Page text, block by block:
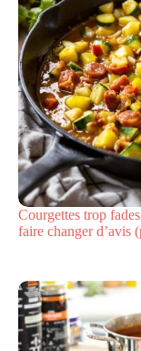
Courgettes trop
faire changer d’avis